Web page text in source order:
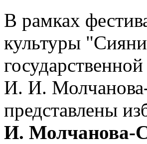
В рамках
культуры
И. И.
представлены
И. Молчанова-